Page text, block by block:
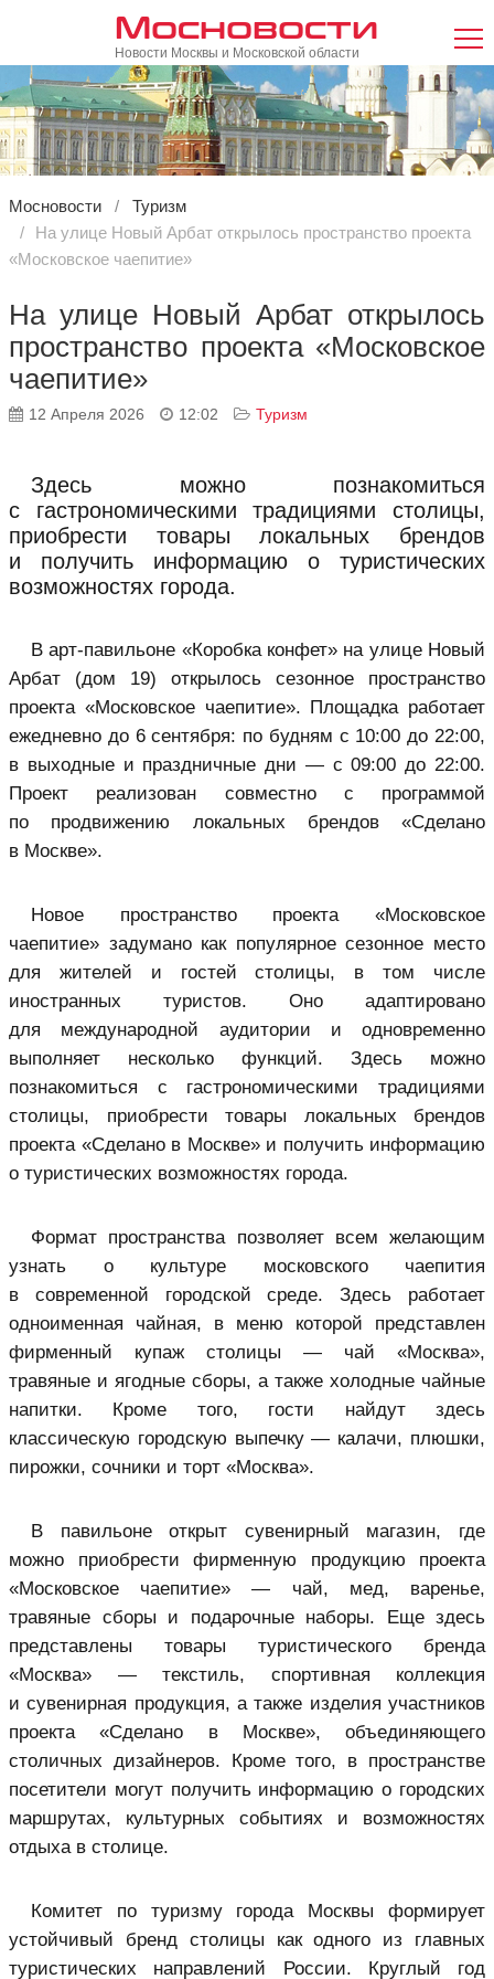
Мосновости
Новости Москвы и Московской области
Мосновости
Туризм
На улице Новый Арбат открылось пространство проекта
«Московское чаепитие»
На улице Новый Арбат открылось
пространство проекта «Московское
чаепитие»
12 Апреля 2026 12:02 Туризм
Здесь можно познакомиться
с гастрономическими традициями столицы,
приобрести товары локальных брендов
и получить информацию о туристических
возможностях города.
В арт-павильоне «Коробка конфет» на улице Новый
Арбат (дом 19) открылось сезонное пространство
проекта «Московское чаепитие». Площадка работает
ежедневно до 6 сентября: по будням с 10:00 до 22:00,
в выходные и праздничные дни — с 09:00 до 22:00.
Проект реализован совместно с программой
по продвижению локальных брендов «Сделано
в Москве».
Новое пространство проекта «Московское
чаепитие» задумано как популярное сезонное место
для жителей и гостей столицы, в том числе
иностранных туристов. Оно адаптировано
для международной аудитории и одновременно
выполняет несколько функций. Здесь можно
познакомиться с гастрономическими традициями
столицы, приобрести товары локальных брендов
проекта «Сделано в Москве» и получить информацию
о туристических возможностях города.
Формат пространства позволяет всем желающим
узнать о культуре московского чаепития
в современной городской среде. Здесь работает
одноименная чайная, в меню которой представлен
фирменный купаж столицы — чай «Москва»,
травяные и ягодные сборы, а также холодные чайные
напитки. Кроме того, гости найдут здесь
классическую городскую выпечку — калачи, плюшки,
пирожки, сочники и торт «Москва».
В павильоне открыт сувенирный магазин, где
можно приобрести фирменную продукцию проекта
«Московское чаепитие» — чай, мед, варенье,
травяные сборы и подарочные наборы. Еще здесь
представлены товары туристического бренда
«Москва» — текстиль, спортивная коллекция
и сувенирная продукция, а также изделия участников
проекта «Сделано в Москве», объединяющего
столичных дизайнеров. Кроме того, в пространстве
посетители могут получить информацию о городских
маршрутах, культурных событиях и возможностях
отдыха в столице.
Комитет по туризму города Москвы формирует
устойчивый бренд столицы как одного из главных
туристических направлений России. Круглый год